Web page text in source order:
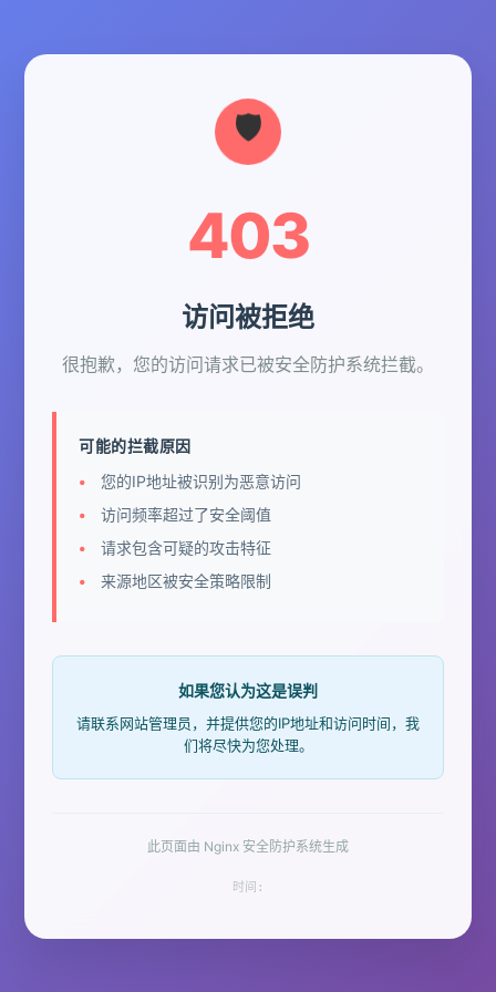
403
访问被拒绝
很抱歉，您的访问请求已被安全防护系统拦截。
可能的拦截原因
您的IP地址被识别为恶意访问
访问频率超过了安全阈值
请求包含可疑的攻击特征
来源地区被安全策略限制
如果您认为这是误判
请联系网站管理员，并提供您的IP地址和访问时间，我
们将尽快为您处理。
此页面由 Nginx 安全防护系统生成
时间: